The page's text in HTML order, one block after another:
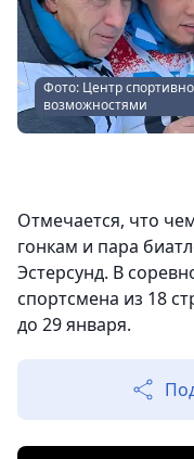
Фото: Центр
возможностями
Отмечается, что
гонкам и пара
Эстерсунд. В
спортсмена из 18
до 29 января.